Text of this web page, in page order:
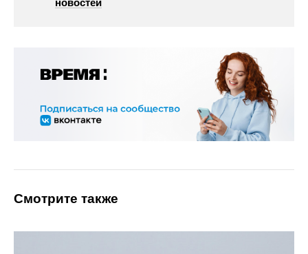
новостей
Смотрите также